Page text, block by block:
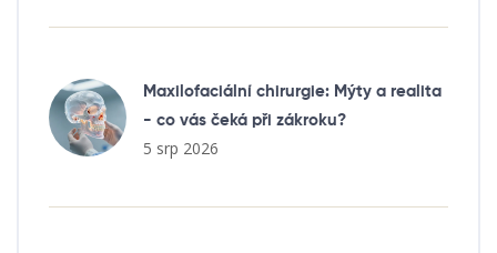
Maxilofaciální chirurgie: Mýty a realita
- co vás čeká při zákroku?
5 srp 2026